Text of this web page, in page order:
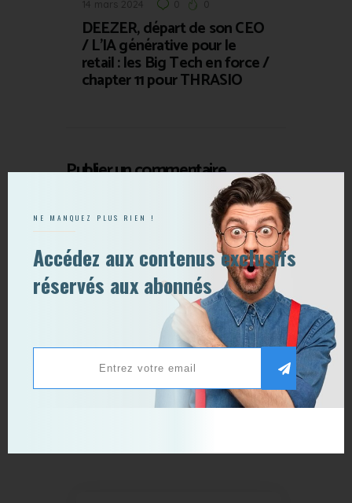
14 mars 2024 0 0
DEEZER, départ de son CEO
/ L’IA générative pour le
retail : les Big Tech en force /
chapter 11 pour THRASIO
Publier un commentaire
NE MANQUEZ PLUS RIEN !
Accédez aux contenus exclusifs
réservés aux abonnés